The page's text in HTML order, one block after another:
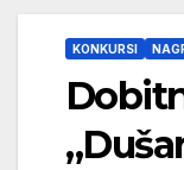
KONKURSI